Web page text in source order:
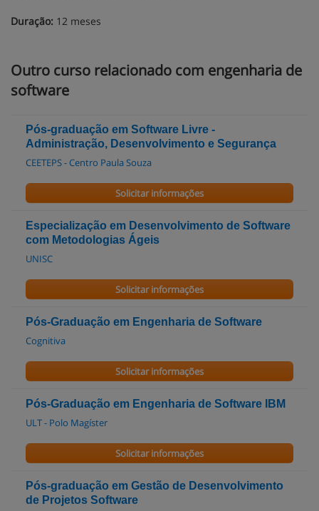
Duração: 12 meses
Outro curso relacionado com engenharia de
software
Pós-graduação em Software Livre -
Administração, Desenvolvimento e Segurança
CEETEPS - Centro Paula Souza
Solicitar informações
Especialização em Desenvolvimento de Software
com Metodologias Ágeis
UNISC
Solicitar informações
Pós-Graduação em Engenharia de Software
Cognitiva
Solicitar informações
Pós-Graduação em Engenharia de Software IBM
ULT - Polo Magíster
Solicitar informações
Pós-graduação em Gestão de Desenvolvimento
de Projetos Software